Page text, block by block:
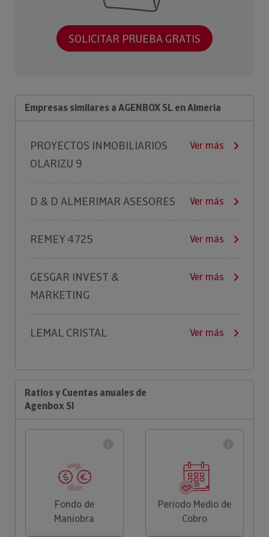
SOLICITAR PRUEBA GRATIS
Empresas similares a AGENBOX SL en Almeria
PROYECTOS INMOBILIARIOS
OLARIZU 9
Ver más
D & D ALMERIMAR ASESORES Ver más
REMEY 4725 Ver más
GESGAR INVEST &
MARKETING
Ver más
LEMAL CRISTAL Ver más
Ratios y Cuentas anuales de
Agenbox Sl
Fondo de
Maniobra
Periodo Medio de
Cobro